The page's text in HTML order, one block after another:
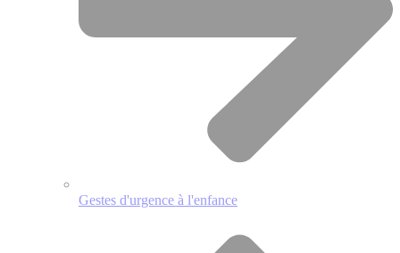
Gestes d'urgence à l'enfance